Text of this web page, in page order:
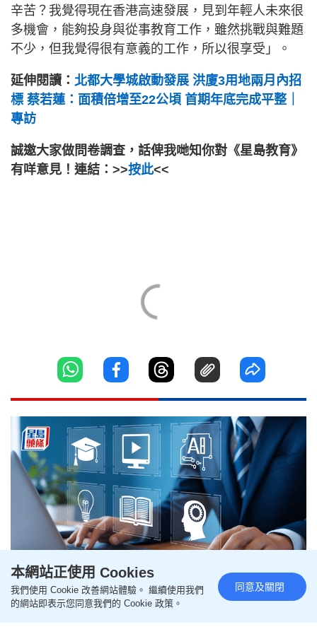
辛苦？我覺得現在香港高速發展，見到年輕人未來很
多機會，能夠投身與從事教育工作，雖然挑戰與難題
不少，但我覺得很有意義的工作，所以很享受」。
延伸閱讀： 北都大學城啟動發展 洪廈3用地兩月內招
標 蔡若蓮：面積倍增至22公頃 首期年底完成平整｜
專訪
誠邀大家做問卷調查，話俾我哋知你對《星島教育》
有咩意見！連結：>>按此<<
陳家銘 - 智啟未來：在「優化架
本網站正使用 Cookies
我們使用 Cookie 改善網站體驗。 繼續使用我們
的網站即表示您同意我們的 Cookie 政策。
同意及關閉